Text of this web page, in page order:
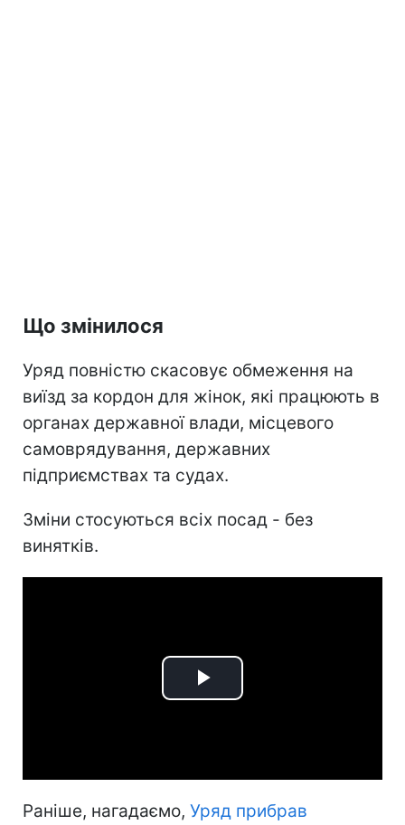
Що змінилося
Уряд повністю скасовує обмеження на
виїзд за кордон для жінок, які працюють в
органах державної влади, місцевого
самоврядування, державних
підприємствах та судах.
Зміни стосуються всіх посад - без
винятків.
Play
Раніше, нагадаємо, Уряд прибрав